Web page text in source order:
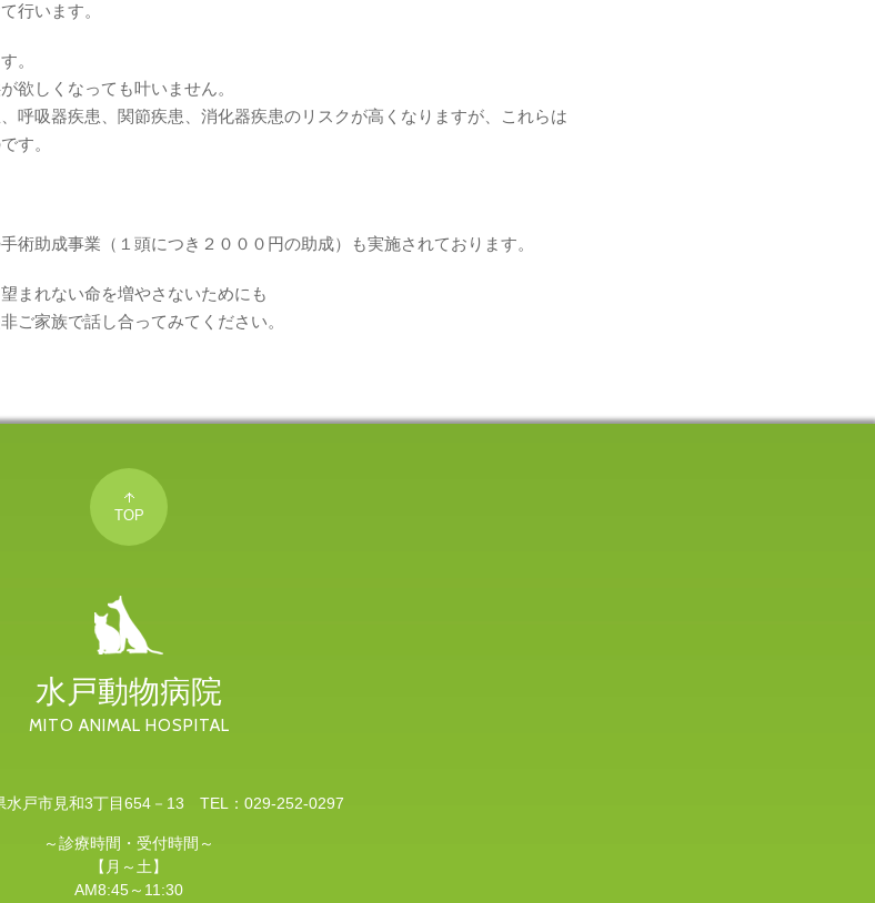
行います。
。
欲しくなっても叶いません。
呼吸器疾患、関節疾患、消化器疾患のリスクが高くなりますが、これらは
す。
術助成事業（１頭につき２０００円の助成）も実施されております。
まれない命を増やさないためにも
ご家族で話し合ってみてください。
TOP
水戸動物病院
MITO ANIMAL HOSPITAL
水戸市見和3丁目654－13 TEL：029-252-0297
～診療時間・受付時間～
【月～土】
AM8:45～11:30